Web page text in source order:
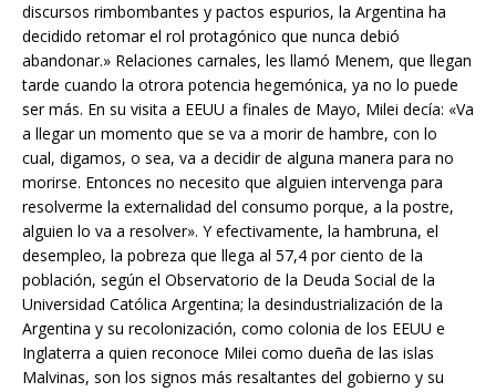
discursos rimbombantes y pactos espurios, la Argentina ha
decidido retomar el rol protagónico que nunca debió
abandonar.» Relaciones carnales, les llamó Menem, que llegan
tarde cuando la otrora potencia hegemónica, ya no lo puede
ser más. En su visita a EEUU a finales de Mayo, Milei decía: «Va
a llegar un momento que se va a morir de hambre, con lo
cual, digamos, o sea, va a decidir de alguna manera para no
morirse. Entonces no necesito que alguien intervenga para
resolverme la externalidad del consumo porque, a la postre,
alguien lo va a resolver». Y efectivamente, la hambruna, el
desempleo, la pobreza que llega al 57,4 por ciento de la
población, según el Observatorio de la Deuda Social de la
Universidad Católica Argentina; la desindustrialización de la
Argentina y su recolonización, como colonia de los EEUU e
Inglaterra a quien reconoce Milei como dueña de las islas
Malvinas, son los signos más resaltantes del gobierno y su